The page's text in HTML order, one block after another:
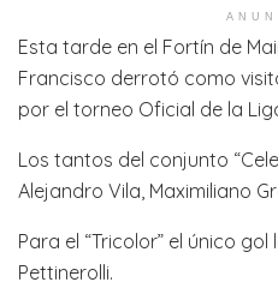
Esta tarde en el Fortín de
Francisco derrotó como
por el torneo Oficial de la
Los tantos del conjunto
Alejandro Vila, Maximiliano
Para el “Tricolor” el único
Pettinerolli.